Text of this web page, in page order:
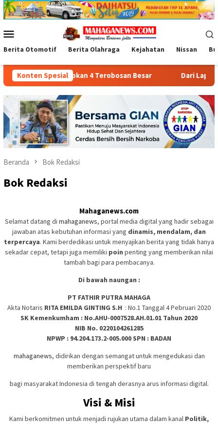
Loncat
ke
Mobile
Berita Otomotif Berita Olahraga Kejahatan Nissan
Konten Spesial
Bogor Siapkan 4 Terobosan Besar Dari Lapangan
Beranda Bok Redaksi
Bok Redaksi
Mahaganews.com
Selamat datang di mahaganews, portal media digital yang hadir sebagai
jawaban atas kebutuhan informasi yang dinamis, mendalam, dan
terpercaya. Kami berdedikasi untuk menyajikan berita yang tidak hanya
sekadar cepat, tetapi juga memiliki poin penting yang memberikan nilai
tambah bagi para pembacanya.
Di bawah naungan :
PT FATHIR PUTRA MAHAGA
Akta Notaris RITA EMILDA GINTING S.H : No.1 Tanggal 4 Pebruari 2020
SK Kemenkumham : No.AHU-0007528.AH.01.01 Tahun 2020
NIB No. 0220104261285
NPWP : 94.204.173.2-005.000 SPN : BADAN
mahaganews, didirikan dengan semangat untuk mengedukasi dan
memberikan perspektif baru
bagi masyarakat Indonesia di tengah derasnya arus informasi digital.
Visi & Misi
Kami berkomitmen untuk menjadi rujukan utama dalam kanal Politik,